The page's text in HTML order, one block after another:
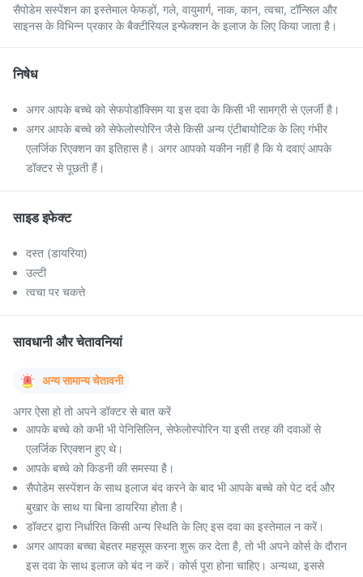
सैपोडेम सस्पेंशन का इस्तेमाल फेफड़ों, गले, वायुमार्ग, नाक, कान, त्वचा, टॉन्सिल और
साइनस के विभिन्न प्रकार के बैक्टीरियल इन्फेक्शन के इलाज के लिए किया जाता है।
निषेध
अगर आपके बच्चे को सेफपोडॉक्सिम या इस दवा के किसी भी सामग्री से एलर्जी है।
अगर आपके बच्चे को सेफेलोस्पोरिन जैसे किसी अन्य एंटीबायोटिक के लिए गंभीर
एलर्जिक रिएक्शन का इतिहास है। अगर आपको यकीन नहीं है कि ये दवाएं आपके
डॉक्टर से पूछती हैं।
साइड इफेक्ट
दस्त (डायरिया)
उल्टी
त्वचा पर चकत्ते
सावधानी और चेतावनियां
अन्य सामान्य चेतावनी
अगर ऐसा हो तो अपने डॉक्टर से बात करें
आपके बच्चे को कभी भी पेनिसिलिन, सेफेलोस्पोरिन या इसी तरह की दवाओं से
एलर्जिक रिएक्शन हुए थे।
आपके बच्चे को किडनी की समस्या है।
सैपोडेम सस्पेंशन के साथ इलाज बंद करने के बाद भी आपके बच्चे को पेट दर्द और
बुखार के साथ या बिना डायरिया होता है।
डॉक्टर द्वारा निर्धारित किसी अन्य स्थिति के लिए इस दवा का इस्तेमाल न करें।
अगर आपका बच्चा बेहतर महसूस करना शुरू कर देता है, तो भी अपने कोर्स के दौरान
इस दवा के साथ इलाज को बंद न करें। कोर्स पूरा होना चाहिए। अन्यथा, इससे